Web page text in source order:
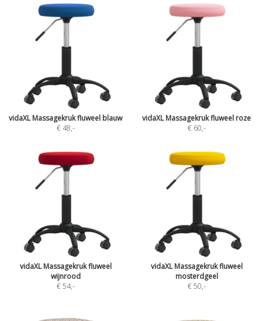
vidaXL Massagekruk fluweel blauw
€ 48,-
vidaXL Massagekruk fluweel roze
€ 60,-
vidaXL Massagekruk fluweel
wijnrood
€ 54,-
vidaXL Massagekruk fluweel
mosterdgeel
€ 50,-